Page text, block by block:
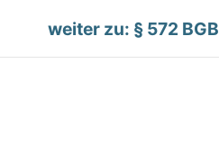
weiter zu: § 572 BGB